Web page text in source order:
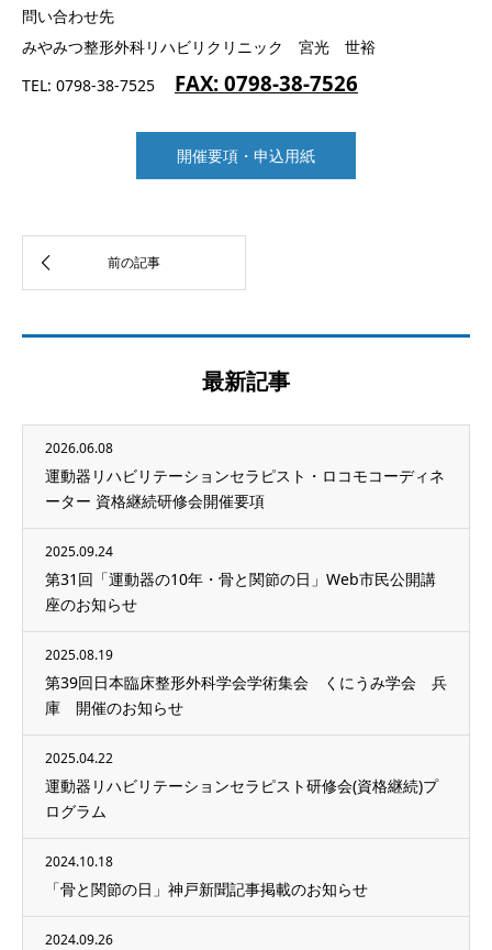
問い合わせ先
みやみつ整形外科リハビリクリニック 宮光 世裕
TEL: 0798-38-7525 FAX: 0798-38-7526
開催要項・申込用紙
最新記事
2026.06.08
運動器リハビリテーションセラピスト・ロコモコーディネ
ーター 資格継続研修会開催要項
2025.09.24
第31回「運動器の10年・骨と関節の日」Web市民公開講
座のお知らせ
2025.08.19
第39回日本臨床整形外科学会学術集会 くにうみ学会 兵
庫 開催のお知らせ
2025.04.22
運動器リハビリテーションセラピスト研修会(資格継続)プ
ログラム
2024.10.18
「骨と関節の日」神戸新聞記事掲載のお知らせ
2024.09.26